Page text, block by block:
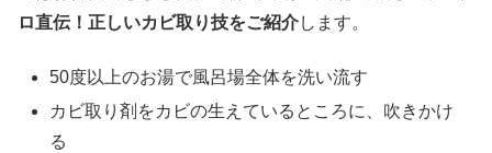
ロ直伝！正しいカビ取り技をご紹介します。
50度以上のお湯で風呂場全体を洗い流す
カビ取り剤をカビの生えているところに、吹きかけ
る